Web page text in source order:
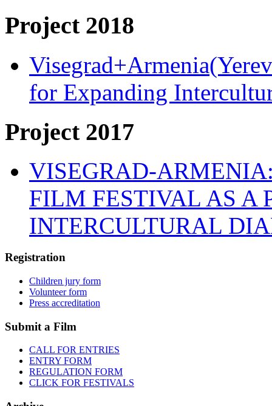
Project 2018
for Expanding
Project 2017
VISEGRAD-
FILM FESTIVAL AS A
INTERCULTURAL
Registration
Children jury form
Volunteer form
Press accreditation
Submit a Film
CALL FOR ENTRIES
ENTRY FORM
REGULATION FORM
CLICK FOR FESTIVALS